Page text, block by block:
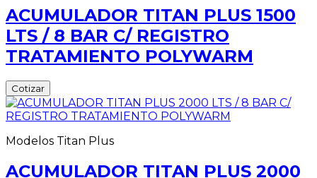
ACUMULADOR TITAN PLUS 1500
LTS / 8 BAR C/ REGISTRO
TRATAMIENTO POLYWARM
Cotizar
Modelos Titan Plus
ACUMULADOR TITAN PLUS 2000